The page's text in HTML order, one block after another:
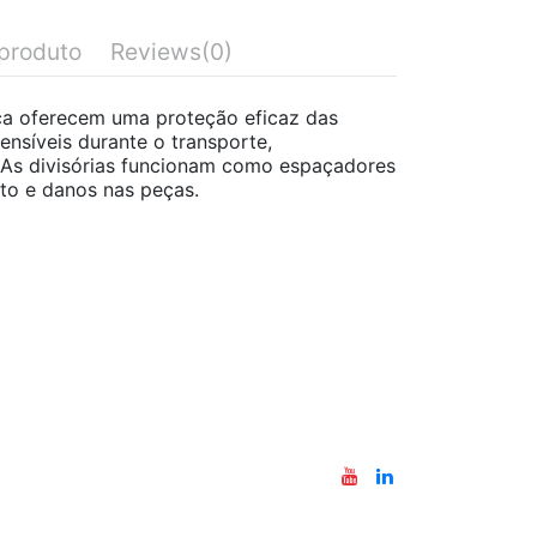
Reviews(0)
oferecem uma proteção eficaz das
durante o transporte,
divisórias funcionam como espaçadores
e danos nas peças.